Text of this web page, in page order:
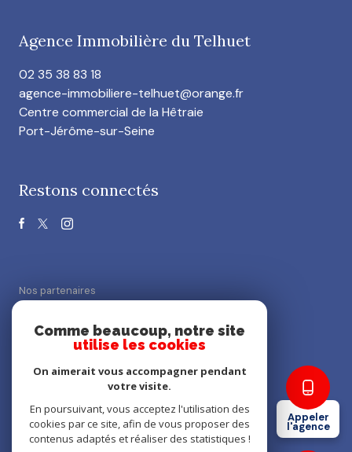
Appeler
l'agence
Agence Immobilière du Telhuet
02 35 38 83 18
agence-immobiliere-telhuet@orange.fr
Centre commercial de la Hêtraie
Port-Jérôme-sur-Seine
Restons connectés
Nos partenaires
Mentions légales
Admin
Nos honoraires
Comme beaucoup, notre site
utilise les cookies
On aimerait vous accompagner pendant
votre visite.
En poursuivant, vous acceptez l'utilisation des
cookies par ce site, afin de vous proposer des
contenus adaptés et réaliser des statistiques !